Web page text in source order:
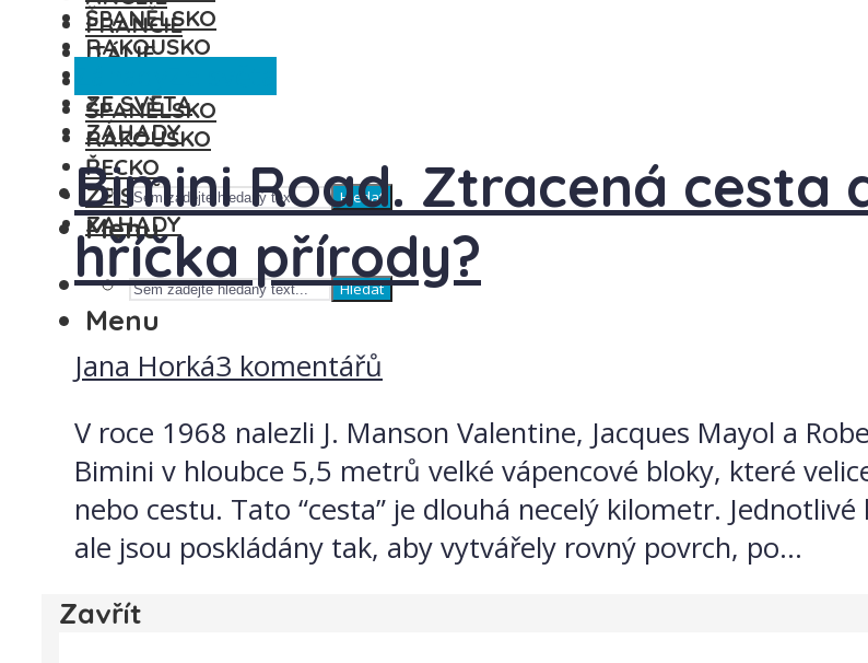
FRANCIE
ITÁLIE
ŠPANĚLSKO
RAKOUSKO
ŘECKO
ZE SVĚTA
ZÁHADY
Hledat
Menu
ŠPANĚLSKO
RAKOUSKO
ZE SVĚTA
ZÁHADY
Hledat
Menu
Bimini Road. Ztracená cesta
hříčka přírody?
Jana Horká3 komentářů
V roce 1968 nalezli J. Manson Valentine, Jacques Mayol a
Bimini v hloubce 5,5 metrů velké vápencové bloky, které
nebo cestu. Tato “cesta” je dlouhá necelý kilometr.
ale jsou poskládány tak, aby vytvářely rovný povrch, po...
Zavřít